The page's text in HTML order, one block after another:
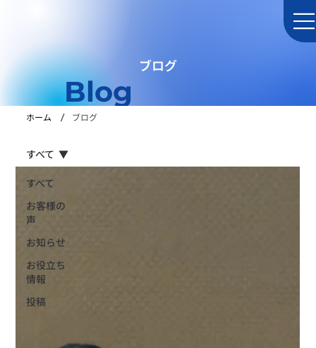
ブログ
Blog
ホーム / ブログ
すべて
お客様の
声
お知らせ
お役立ち
情報
投稿
すべて